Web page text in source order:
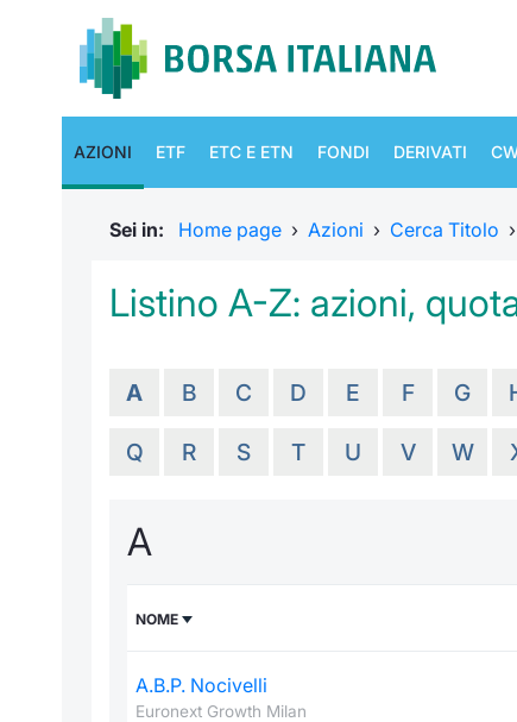
AZIONI ETF ETC E ETN FONDI DERIVATI
Sei in: Home page › Azioni › Cerca Titolo ›
Listino A-Z: azioni,
A B C D E F G
Q R S T U V W
A
NOME
A.B.P. Nocivelli
Euronext Growth Milan